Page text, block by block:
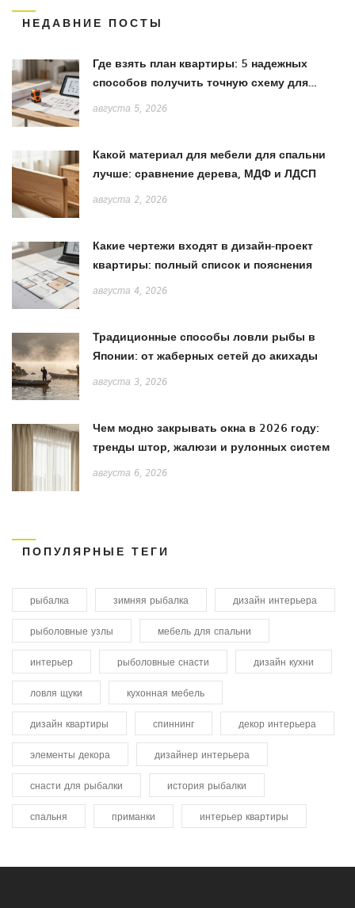
НЕДАВНИЕ ПОСТЫ
Где взять план квартиры: 5 надежных
способов получить точную схему для
ремонта
августа 5, 2026
Какой материал для мебели для спальни
лучше: сравнение дерева, МДФ и ЛДСП
августа 2, 2026
Какие чертежи входят в дизайн-проект
квартиры: полный список и пояснения
августа 4, 2026
Традиционные способы ловли рыбы в
Японии: от жаберных сетей до акихады
августа 3, 2026
Чем модно закрывать окна в 2026 году:
тренды штор, жалюзи и рулонных систем
августа 6, 2026
ПОПУЛЯРНЫЕ ТЕГИ
рыбалка зимняя рыбалка дизайн интерьера
рыболовные узлы мебель для спальни
интерьер рыболовные снасти дизайн кухни
ловля щуки кухонная мебель
дизайн квартиры спиннинг декор интерьера
элементы декора дизайнер интерьера
снасти для рыбалки история рыбалки
спальня приманки интерьер квартиры